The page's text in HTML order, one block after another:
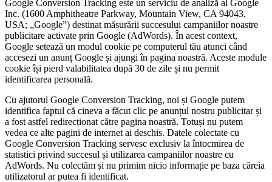
Google Conversion Tracking este un serviciu de analiză al Google
Inc. (1600 Amphitheatre Parkway, Mountain View, CA 94043,
USA; „Google”) destinat măsurării succesului campaniilor noastre
publicitare activate prin Google (AdWords). În acest context,
Google setează un modul cookie pe computerul tău atunci când
accesezi un anunț Google și ajungi în pagina noastră. Aceste module
cookie își pierd valabilitatea după 30 de zile și nu permit
identificarea personală.
Cu ajutorul Google Conversion Tracking, noi și Google putem
identifica faptul că cineva a făcut clic pe anunțul nostru publicitar și
a fost astfel redirecționat către pagina noastră. Totuși nu putem
vedea ce alte pagini de internet ai deschis. Datele colectate cu
Google Conversion Tracking servesc exclusiv la întocmirea de
statistici privind succesul și utilizarea campaniilor noastre cu
AdWords. Nu colectăm și nu primim nicio informație pe baza căreia
utilizatorul ar putea fi identificat.